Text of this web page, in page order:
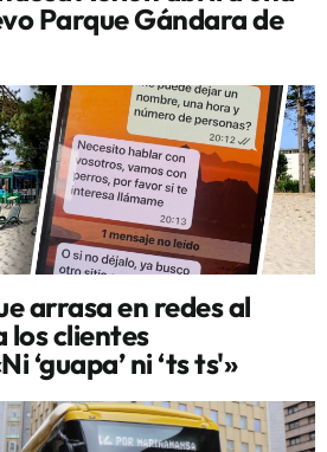
Parque Gándara de
arrasa en redes al
los clientes
‘guapa’ ni ‘ts ts'»